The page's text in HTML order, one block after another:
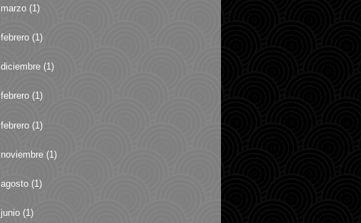
marzo (1)
febrero (1)
diciembre (1)
febrero (1)
febrero (1)
noviembre (1)
agosto (1)
junio (1)